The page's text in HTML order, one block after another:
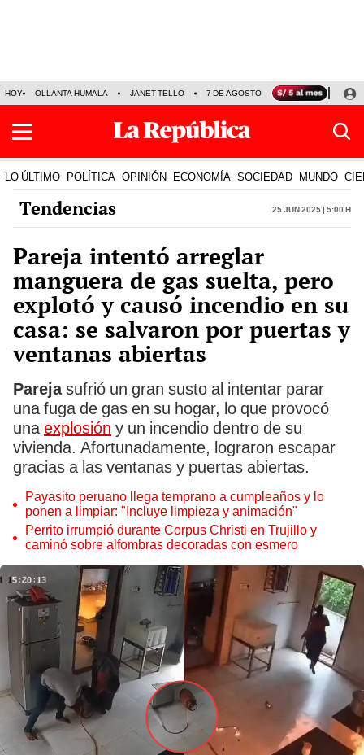
HOY OLLANTA HUMALA JANET TELLO 7 DE AGOSTO TINKA RESULTADOS
LO ÚLTIMO POLÍTICA OPINIÓN ECONOMÍA SOCIEDAD MUNDO
Tendencias 25 Jun 2025 | 5:00 h
Pareja intentó arreglar
manguera de gas suelta, pero
explotó y causó incendio en su
casa: se salvaron por puertas y
ventanas abiertas
Parejasufrió un gran susto al intentar parar
una fuga de gas en su hogar, lo que provocó
una explosión y un incendio dentro de su
vivienda. Afortunadamente, lograron escapar
gracias a las ventanas y puertas abiertas.
Payasito peruano llega temprano a cumpleaños y lo
ponen a limpiar: "Incluye limpieza y animación"
Perrito irrumpió durante Corpus Christi en Trujillo y
caminó sobre alfombras decoradas con esmero